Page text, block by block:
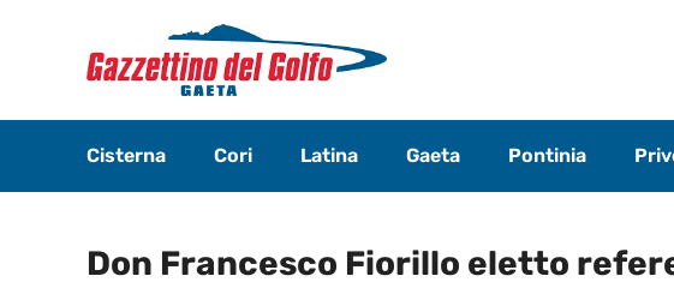
contenuto
Cisterna Cori Latina Gaeta Pontinia
Don Francesco Fiorillo eletto